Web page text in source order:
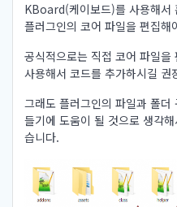
KBoard(케이보드)를 사용해서
플러그인의 코어 파일을 편집
공식적으로는 직접 코어 파일
사용해서 코드를 추가하시길 권
그래도 플러그인의 파일과 폴
들기에 도움이 될 것으로 생각
습니다.